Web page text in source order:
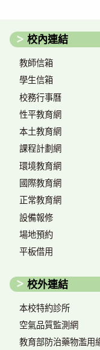
校內連結
教師信箱
學生信箱
校務行事曆
性平教育網
本土教育網
課程計劃網
環境教育網
國際教育網
正常教育網
設備報修
場地預約
平板借用
校外連結
本校特約診所
空氣品質監測網
教育部防治藥物濫用